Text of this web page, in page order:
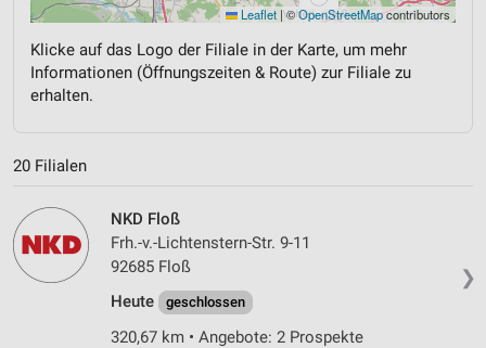
Leaflet |©OpenStreetMapcontributors
Klicke auf das Logo der Filiale in der Karte, um mehr
Informationen (Öffnungszeiten & Route) zur Filiale zu
erhalten.
20 Filialen
❯
NKD Floß
Frh.-v.-Lichtenstern-Str. 9-11
92685 Floß
Heute
geschlossen
320,67 km • Angebote: 2 Prospekte